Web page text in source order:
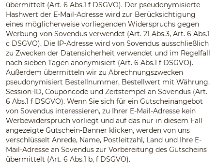
übermittelt (Art. 6 Abs.1 f DSGVO). Der pseudonymisierte
Hashwert der E-Mail-Adresse wird zur Berücksichtigung
eines möglicherweise vorliegenden Widerspruchs gegen
Werbung von Sovendus verwendet (Art. 21 Abs.3, Art. 6 Abs.1
c DSGVO). Die IP-Adresse wird von Sovendus ausschließlich
zu Zwecken der Datensicherheit verwendet und im Regelfall
nach sieben Tagen anonymisiert (Art. 6 Abs.1 f DSGVO).
Außerdem übermitteln wir zu Abrechnungszwecken
pseudonymisiert Bestellnummer, Bestellwert mit Währung,
Session-ID, Couponcode und Zeitstempel an Sovendus (Art.
6 Abs.1 f DSGVO). Wenn Sie sich für ein Gutscheinangebot
von Sovendus interessieren, zu Ihrer E-Mail-Adresse kein
Werbewiderspruch vorliegt und auf das nur in diesem Fall
angezeigte Gutschein-Banner klicken, werden von uns
verschlüsselt Anrede, Name, Postleitzahl, Land und Ihre E-
Mail-Adresse an Sovendus zur Vorbereitung des Gutscheins
übermittelt (Art. 6 Abs.1 b, f DSGVO).